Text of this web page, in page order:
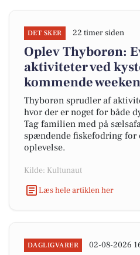
DET SKER 22 timer siden
Oplev Thyborøn:
aktiviteter ved
kommende
Thyborøn sprudler af
hvor der er noget for både
Tag familien med på
spændende fiskefodring
oplevelse.
Kilde: Kultunaut
Læs hele artiklen her
DAGLIGVARER 02-08-2026